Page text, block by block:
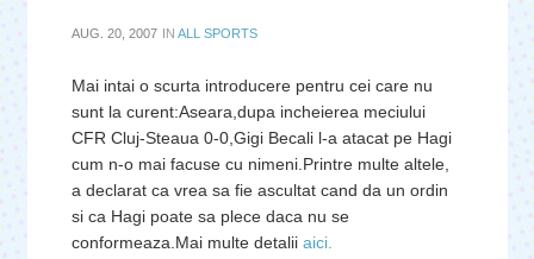
AUG. 20, 2007 IN ALL SPORTS
Mai intai o scurta introducere pentru cei care nu
sunt la curent:Aseara,dupa incheierea meciului
CFR Cluj-Steaua 0-0,Gigi Becali l-a atacat pe Hagi
cum n-o mai facuse cu nimeni.Printre multe altele,
a declarat ca vrea sa fie ascultat cand da un ordin
si ca Hagi poate sa plece daca nu se
conformeaza.Mai multe detalii aici.